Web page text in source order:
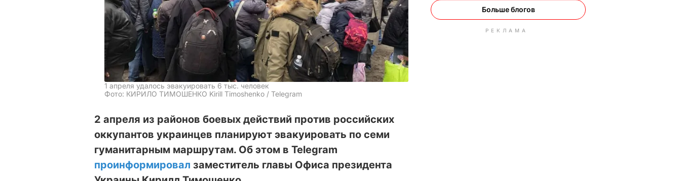
1 апреля удалось эвакуировать 6 тыс. человек
Фото: КИРИЛО ТИМОШЕНКО Kirill Timoshenko / Telegram
2 апреля из районов боевых действий против российских
оккупантов украинцев планируют эвакуировать по семи
гуманитарным маршрутам. Об этом в Telegram
проинформировал заместитель главы Офиса президента
Больше блогов
РЕКЛАМА